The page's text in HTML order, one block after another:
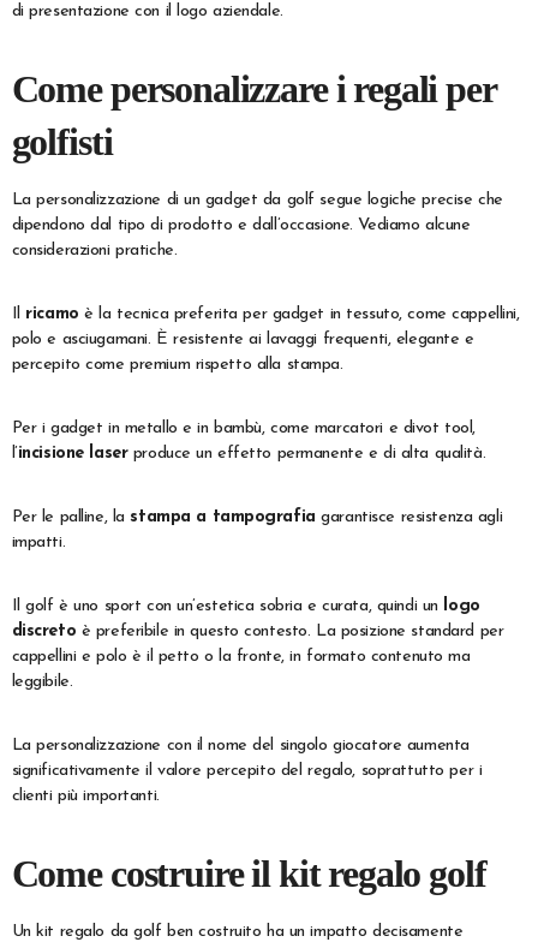
di presentazione con il logo aziendale.
Come personalizzare i regali per
golfisti
La personalizzazione di un gadget da golf segue logiche precise che
dipendono dal tipo di prodotto e dall’occasione. Vediamo alcune
considerazioni pratiche.
ricamo è la tecnica preferita per gadget in tessuto, come cappellini,
polo e asciugamani. È resistente ai lavaggi frequenti, elegante e
percepito come premium rispetto alla stampa.
Per i gadget in metallo e in bambù, come marcatori e divot tool,
l’incisione laserproduce un effetto permanente e di alta qualità.
Per le palline, lastampa a tampografia garantisce resistenza agli
impatti.
Il golf è uno sport con un’estetica sobria e curata, quindi un
logo
discreto è preferibile in questo contesto. La posizione standard per
cappellini e polo è il petto o la fronte, in formato contenuto ma
leggibile.
La personalizzazione con il nome del singolo giocatore aumenta
significativamente il valore percepito del regalo, soprattutto per i
clienti più importanti.
Come costruire il kit regalo golf
Un kit regalo da golf ben costruito ha un impatto decisamente